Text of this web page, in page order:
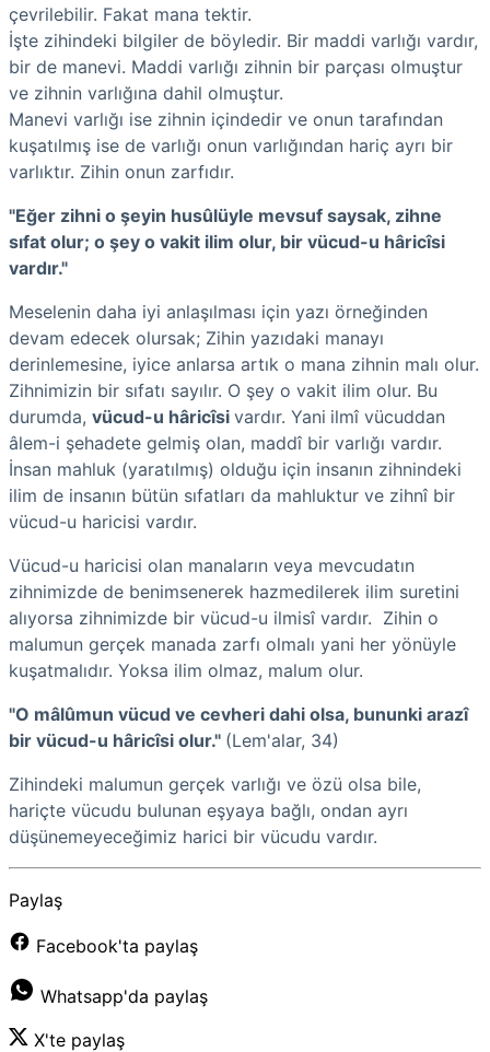
çevrilebilir. Fakat mana tektir.
İşte zihindeki bilgiler de böyledir. Bir maddi varlığı vardır,
bir de manevi. Maddi varlığı zihnin bir parçası olmuştur
ve zihnin varlığına dahil olmuştur.
Manevi varlığı ise zihnin içindedir ve onun tarafından
kuşatılmış ise de varlığı onun varlığından hariç ayrı bir
varlıktır. Zihin onun zarfıdır.
"Eğer zihni o şeyin husûlüyle mevsuf saysak, zihne
sıfat olur; o şey o vakit ilim olur, bir vücud-u hâricîsi
vardır."
Meselenin daha iyi anlaşılması için yazı örneğinden
devam edecek olursak; Zihin yazıdaki manayı
derinlemesine, iyice anlarsa artık o mana zihnin malı olur.
Zihnimizin bir sıfatı sayılır. O şey o vakit ilim olur. Bu
durumda, vücud-u hâricîsi vardır. Yani ilmî vücuddan
âlem-i şehadete gelmiş olan, maddî bir varlığı vardır.
İnsan mahluk (yaratılmış) olduğu için insanın zihnindeki
ilim de insanın bütün sıfatları da mahluktur ve zihnî bir
vücud-u haricisi vardır.
Vücud-u haricisi olan manaların veya mevcudatın
zihnimizde de benimsenerek hazmedilerek ilim suretini
alıyorsa zihnimizde bir vücud-u ilmisî vardır. Zihin o
malumun gerçek manada zarfı olmalı yani her yönüyle
kuşatmalıdır. Yoksa ilim olmaz, malum olur.
"O mâlûmun vücud ve cevheri dahi olsa, bununki arazî
bir vücud-u hâricîsi olur." (Lem'alar, 34)
Zihindeki malumun gerçek varlığı ve özü olsa bile,
hariçte vücudu bulunan eşyaya bağlı, ondan ayrı
düşünemeyeceğimiz harici bir vücudu vardır.
Paylaş
Facebook'ta paylaş
Whatsapp'da paylaş
X'te paylaş